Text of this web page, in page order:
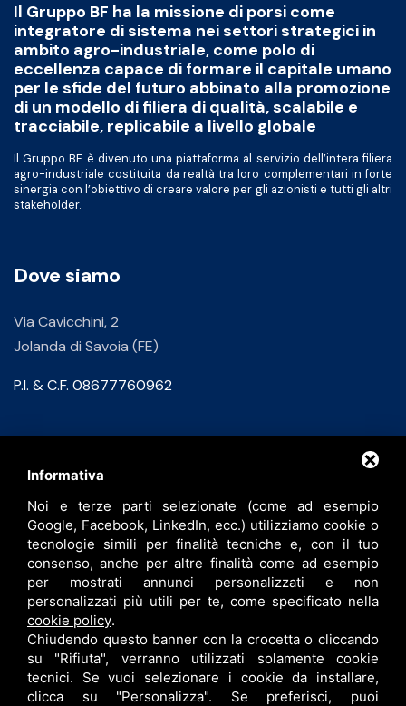
Il Gruppo BF ha la missione di porsi come
integratore di sistema nei settori strategici in
ambito agro-industriale, come polo di
eccellenza capace di formare il capitale umano
per le sfide del futuro abbinato alla promozione
di un modello di filiera di qualità, scalabile e
tracciabile, replicabile a livello globale
Il Gruppo BF è divenuto una piattaforma al servizio dell’intera filiera
agro-industriale costituita da realtà tra loro complementari in forte
sinergia con l’obiettivo di creare valore per gli azionisti e tutti gli altri
stakeholder.
Dove siamo
Via Cavicchini, 2
Jolanda di Savoia (FE)
P.I. & C.F. 08677760962
info@bfspa.it
+39 0532 836102
Lavora con noi
Informativa
Noi e terze parti selezionate (come ad esempio
Google, Facebook, LinkedIn, ecc.) utilizziamo cookie o
tecnologie simili per finalità tecniche e, con il tuo
consenso, anche per altre finalità come ad esempio
per mostrati annunci personalizzati e non
personalizzati più utili per te, come specificato nella
cookie policy.
Chiudendo questo banner con la crocetta o cliccando
su "Rifiuta", verranno utilizzati solamente cookie
tecnici. Se vuoi selezionare i cookie da installare,
clicca su "Personalizza". Se preferisci, puoi